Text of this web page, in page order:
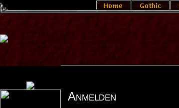
Anmelden